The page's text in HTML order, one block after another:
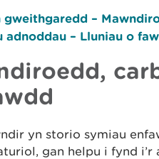
gweithgaredd –
adnoddau – Lluniau o
yn storio symiau
gan helpu i fynd